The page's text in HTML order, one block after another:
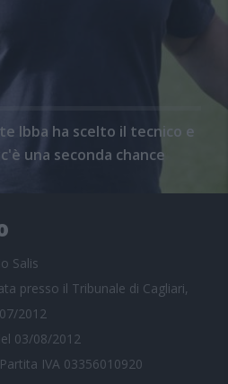
Ibba ha scelto il tecnico e
una seconda chance
Salis
presso il Tribunale di Cagliari,
2012
03/08/2012
IVA 03356010920